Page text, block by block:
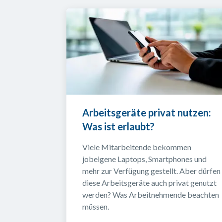
Arbeitsgeräte privat nutzen:
Was ist erlaubt?
Viele Mitarbeitende bekommen
jobeigene Laptops, Smartphones und
mehr zur Verfügung gestellt. Aber dürfen
diese Arbeitsgeräte auch privat genutzt
werden? Was Arbeitnehmende beachten
müssen.